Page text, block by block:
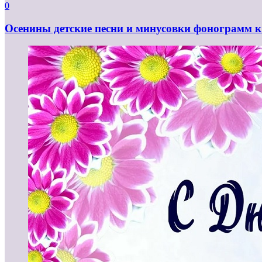
0
Осенины детские песни и минусовки фонограмм